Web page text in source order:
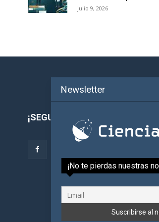
julio 9, 2026
¡SEGUINOS!
Newsletter
¡No te pierdas nuestras